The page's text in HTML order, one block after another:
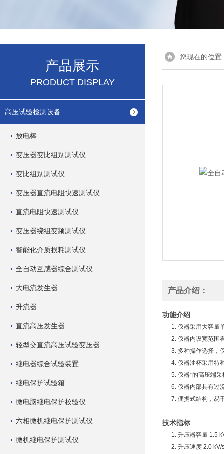
产品展示
PRODUCT DISPLAY
高压试验检测设备
放电棒
变压器变比组别测试仪
变比组别测试仪
变压器直流电阻快速测试仪
直流电阻快速测试仪
变压器绕组变频测试仪
智能化介质损耗测试仪
全自动互感器综合测试仪
大电流发生器
升流器
直流高压发生器
轻型交直流高压试验变压器
继电器综合试验装置
继电保护试验箱
微电脑继电保护校验仪
六相微机继电保护测试仪
微机继电保护测试仪
您现在的位置
产品介绍：
功能介绍
1. 仪器采用大容量
2. 仪器内设宽范围
3. 多种操作选择，
4. 仪器油杯采用特
5. 仪器*的高压端采
6. 仪器内部具有过
7. 便携式结构，易
技术指标
1. 升压器容量 1.5
2. 升压速度 2.0 kV/s